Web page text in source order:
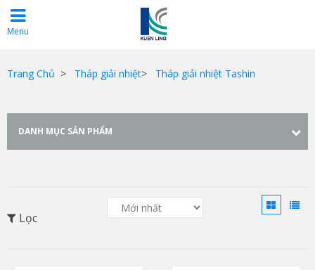
Menu
Trang Chủ > Tháp giải nhiệt> Tháp giải nhiệt Tashin
DANH MỤC SẢN PHẨM
Lọc